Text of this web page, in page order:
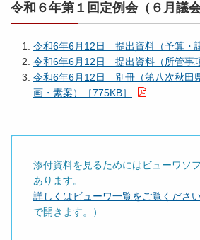
令和６年第１回定例会（６月議会
令和6年6月12日 提出資料（予算・
令和6年6月12日 提出資料（所管事
令和6年6月12日 別冊（第八次秋田
画・素案）［775KB］
添付資料を見るためにはビューワソ
あります。
詳しくはビューワ一覧をご覧ください
で開きます。）